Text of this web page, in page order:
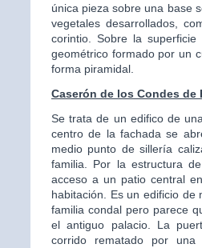
única pieza sobre una base
vegetales desarrollados,
corintio. Sobre la
geométrico formado por un
forma piramidal.
Caserón de los Condes de
Se trata de un edifico de
centro de la fachada se
medio punto de sillería
familia. Por la estructura
acceso a un patio central
habitación. Es un edificio
familia condal pero parece
el antiguo palacio. La
corrido rematado por